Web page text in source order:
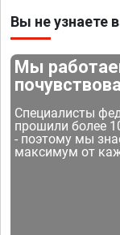
Вы не узнаете
Мы
Специалисты
прошили более
- поэтому мы
максимум от